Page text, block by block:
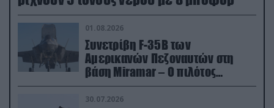
01.08.2026
Συνετρίβη F-35B των
Αμερικανών Πεζοναυτών στη
βάση Miramar – Ο πιλότος
εκτινάχθηκε εγκαίρως
30.07.2026